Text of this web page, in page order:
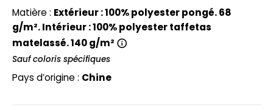
Coupe cintrée. 2 poches latérales zippées avec rabat.
Hauteur entre les coutures 6,5 cm.
Matière : Extérieur : 100% polyester pongé. 68
g/m². Intérieur : 100% polyester taffetas
matelassé. 140 g/m²
Sauf coloris spécifiques
Pays d’origine : Chine